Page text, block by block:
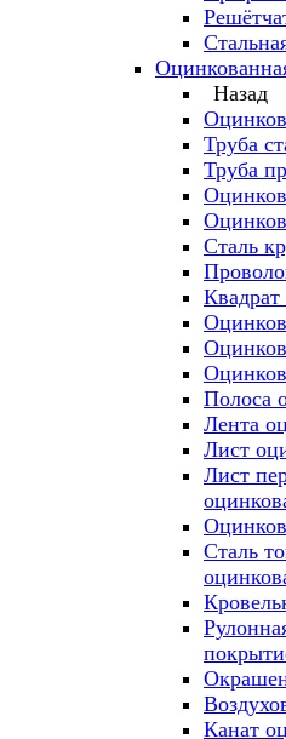
Назад
Труба
Труба
Сталь
Полоса
Лента
Лист
Лист
Сталь
Канат